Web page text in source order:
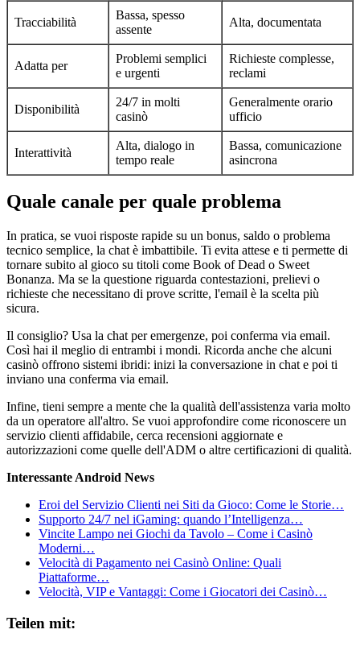
Tracciabilità
Bassa, spesso
assente
Alta, documentata
Adatta per
Problemi semplici
e urgenti
Richieste complesse,
reclami
Disponibilità
24/7 in molti
casinò
Generalmente orario
ufficio
Interattività
Alta, dialogo in
tempo reale
Bassa, comunicazione
asincrona
Quale canale per quale problema
In pratica, se vuoi risposte rapide su un bonus, saldo o problema
tecnico semplice, la chat è imbattibile. Ti evita attese e ti permette di
tornare subito al gioco su titoli come Book of Dead o Sweet
Bonanza. Ma se la questione riguarda contestazioni, prelievi o
richieste che necessitano di prove scritte, l'email è la scelta più
sicura.
Il consiglio? Usa la chat per emergenze, poi conferma via email.
Così hai il meglio di entrambi i mondi. Ricorda anche che alcuni
casinò offrono sistemi ibridi: inizi la conversazione in chat e poi ti
inviano una conferma via email.
Infine, tieni sempre a mente che la qualità dell'assistenza varia molto
da un operatore all'altro. Se vuoi approfondire come riconoscere un
servizio clienti affidabile, cerca recensioni aggiornate e
autorizzazioni come quelle dell'ADM o altre certificazioni di qualità.
Interessante Android News
Eroi del Servizio Clienti nei Siti da Gioco: Come le Storie…
Supporto 24/7 nel iGaming: quando l’Intelligenza…
Vincite Lampo nei Giochi da Tavolo – Come i Casinò
Moderni…
Velocità di Pagamento nei Casinò Online: Quali
Piattaforme…
Velocità, VIP e Vantaggi: Come i Giocatori dei Casinò…
Teilen mit: